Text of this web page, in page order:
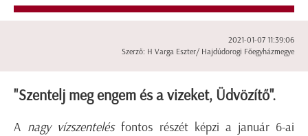
2021-01-07 11:39:06
Szerző: H Varga Eszter/ Hajdúdorogi Főegyházmegye
"Szentelj meg engem és a vizeket, Üdvözítő".
A nagy vízszentelésfontos részét képzi a január 6-ai